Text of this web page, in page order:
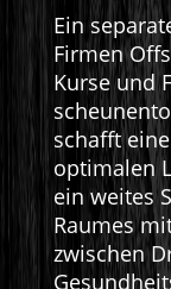
Ein
Firmen
Kurse und
schafft
optimalen
ein weites
Raumes
zwischen